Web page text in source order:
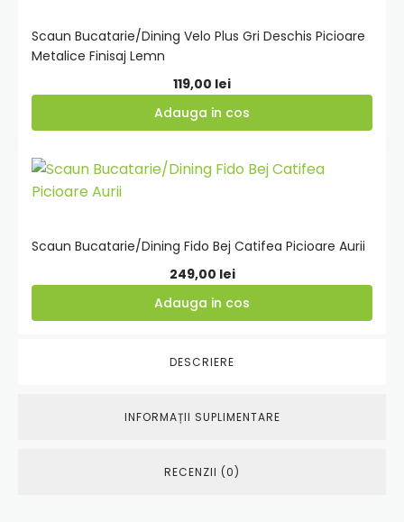
Scaun Bucatarie/Dining Velo Plus Gri Deschis Picioare
Metalice Finisaj Lemn
119,00 lei
Adauga in cos
Scaun Bucatarie/Dining Fido Bej Catifea Picioare Aurii
249,00 lei
Adauga in cos
Adauga
DESCRIERE
INFORMAȚII SUPLIMENTARE
RECENZII (0)